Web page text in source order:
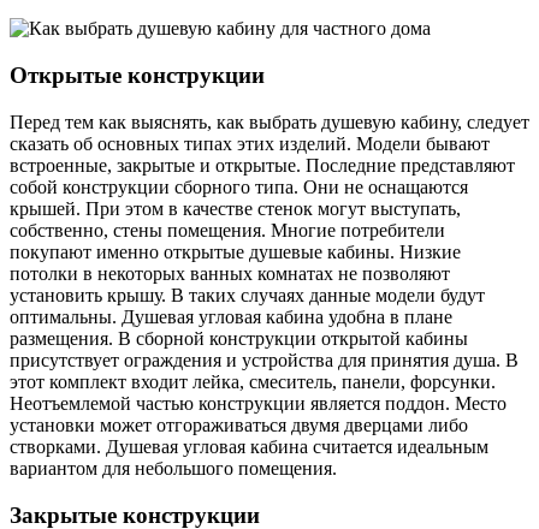
Открытые конструкции
Перед тем как выяснять, как выбрать душевую кабину, следует
сказать об основных типах этих изделий. Модели бывают
встроенные, закрытые и открытые. Последние представляют
собой конструкции сборного типа. Они не оснащаются
крышей. При этом в качестве стенок могут выступать,
собственно, стены помещения. Многие потребители
покупают именно открытые душевые кабины. Низкие
потолки в некоторых ванных комнатах не позволяют
установить крышу. В таких случаях данные модели будут
оптимальны. Душевая угловая кабина удобна в плане
размещения. В сборной конструкции открытой кабины
присутствует ограждения и устройства для принятия душа. В
этот комплект входит лейка, смеситель, панели, форсунки.
Неотъемлемой частью конструкции является поддон. Место
установки может отгораживаться двумя дверцами либо
створками. Душевая угловая кабина считается идеальным
вариантом для небольшого помещения.
Закрытые конструкции